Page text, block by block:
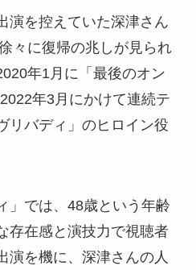
演を控えていた深津さん
々に復帰の兆しが見られ
年1月に「最後のオン
年3月にかけて連続テ
リバディ」のヒロイン役
」では、48歳という年齢
存在感と演技力で視聴者
演を機に、深津さんの人